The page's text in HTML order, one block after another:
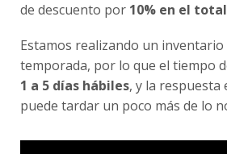
Newsletter signup
Subscríbete a nuestro Newsletter y
novedades directamente en tu e-mail.
de descuento por 10% en el
Estamos realizando un
temporada, por lo que el tiempo
1 a 5 días hábiles, y la respuesta
puede tardar un poco más de lo